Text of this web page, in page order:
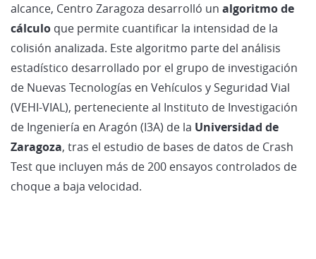
alcance, Centro Zaragoza desarrolló un algoritmo de
cálculo que permite cuantificar la intensidad de la
colisión analizada. Este algoritmo parte del análisis
estadístico desarrollado por el grupo de investigación
de Nuevas Tecnologías en Vehículos y Seguridad Vial
(VEHI-VIAL), perteneciente al Instituto de Investigación
de Ingeniería en Aragón (I3A) de la Universidad de
Zaragoza, tras el estudio de bases de datos de Crash
Test que incluyen más de 200 ensayos controlados de
choque a baja velocidad.